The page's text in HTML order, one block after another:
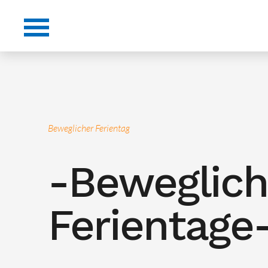
Beweglicher Ferientag
-